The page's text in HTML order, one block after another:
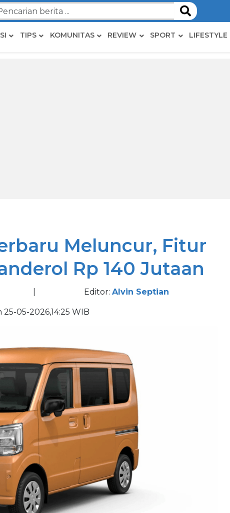
TIPS KOMUNITAS REVIEW SPORT LIFESTYLE
Meluncur, Fitur
Rp 140 Jutaan
Editor: Alvin Septian
25-05-2026,14:25 WIB